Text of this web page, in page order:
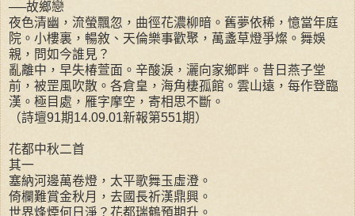
──故鄉戀
夜色清幽，流螢飄忽，曲徑花濃柳暗。舊夢依稀，憶當年庭
院。小樓裏，暢敘、天倫樂事歡聚，萬盞草燈爭燦。舞娛
親，問如今誰見？
亂離中，早失椿萱面。辛酸淚，灑向家鄉畔。昔日燕子堂
前，被罡風吹散。各倉皇，海角棲孤館。雲山遠，每作登臨
漢。極目處，雁字摩空，寄相思不斷。
（詩壇91期14.09.01新報第551期）
花都中秋二首
其一
塞納河邊萬卷燈，太平歌舞玉虛澄。
倚欄難賞金秋月，去國長祈漢鼎興。
世界烽煙何日淨？花都瑞鶴預期升。